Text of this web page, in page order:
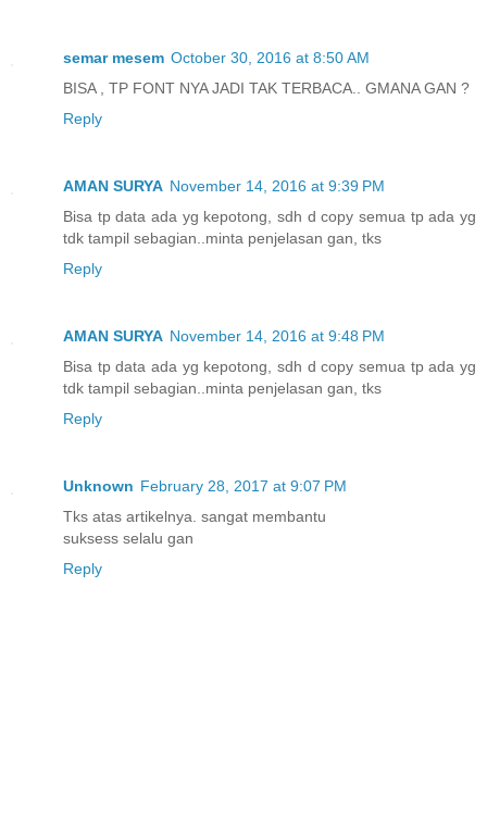
semar mesem October 30, 2016 at 8:50 AM
BISA , TP FONT NYA JADI TAK TERBACA.. GMANA GAN ?
Reply
AMAN SURYA November 14, 2016 at 9:39 PM
Bisa tp data ada yg kepotong, sdh d copy semua tp ada yg
tdk tampil sebagian..minta penjelasan gan, tks
Reply
AMAN SURYA November 14, 2016 at 9:48 PM
Bisa tp data ada yg kepotong, sdh d copy semua tp ada yg
tdk tampil sebagian..minta penjelasan gan, tks
Reply
Unknown February 28, 2017 at 9:07 PM
Tks atas artikelnya. sangat membantu
suksess selalu gan
Reply